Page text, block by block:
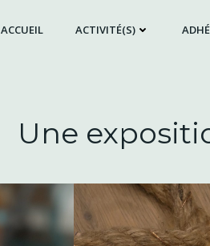
ACCUEIL ACTIVITÉ(S)
Une